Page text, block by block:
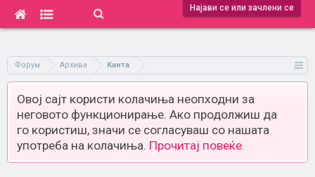
Најави се или зачлени се
Форум Архива Канта
Овој сајт користи колачиња неопходни за
неговото функционирање. Ако продолжиш да
го користиш, значи се согласуваш со нашата
употреба на колачиња. Прочитај повеќе.